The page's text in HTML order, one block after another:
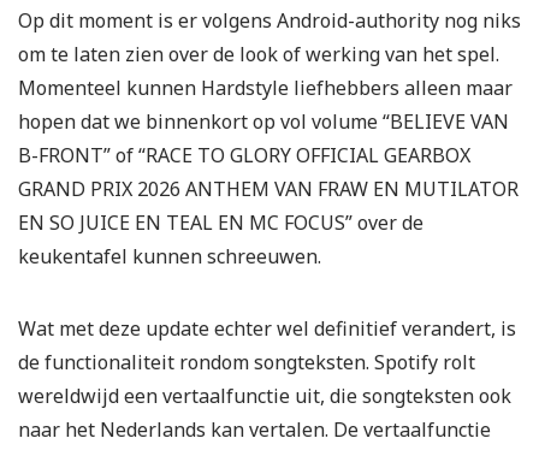
Op dit moment is er volgens Android-authority nog niks
om te laten zien over de look of werking van het spel.
Momenteel kunnen Hardstyle liefhebbers alleen maar
hopen dat we binnenkort op vol volume “BELIEVE VAN
B-FRONT” of “RACE TO GLORY OFFICIAL GEARBOX
GRAND PRIX 2026 ANTHEM VAN FRAW EN MUTILATOR
EN SO JUICE EN TEAL EN MC FOCUS” over de
keukentafel kunnen schreeuwen.
Wat met deze update echter wel definitief verandert, is
de functionaliteit rondom songteksten. Spotify rolt
wereldwijd een vertaalfunctie uit, die songteksten ook
naar het Nederlands kan vertalen. De vertaalfunctie